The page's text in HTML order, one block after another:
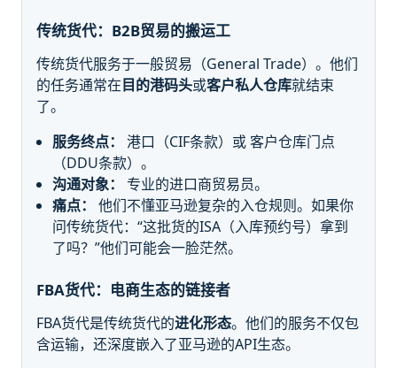
传统货代：B2B贸易的搬运工
传统货代服务于一般贸易（General Trade）。他们
的任务通常在目的港码头或客户私人仓库就结束
了。
服务终点：
港口（CIF条款）或 客户仓库门点
（DDU条款）。
沟通对象：
专业的进口商贸易员。
痛点：
他们不懂亚马逊复杂的入仓规则。如果你
问传统货代：“这批货的ISA（入库预约号）拿到
了吗？”他们可能会一脸茫然。
FBA货代：电商生态的链接者
FBA货代是传统货代的进化形态。他们的服务不仅包
含运输，还深度嵌入了亚马逊的API生态。